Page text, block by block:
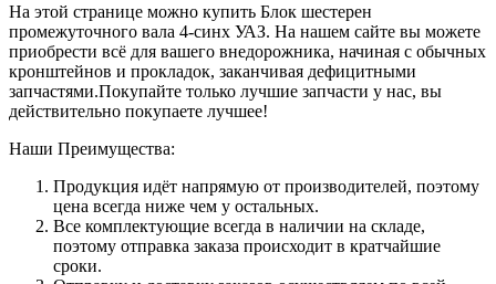
На этой странице можно купить Блок шестерен
промежуточного вала 4-синх УАЗ. На нашем сайте вы можете
приобрести всё для вашего внедорожника, начиная с обычных
кронштейнов и прокладок, заканчивая дефицитными
запчастями.Покупайте только лучшие запчасти у нас, вы
действительно покупаете лучшее!
Наши Преимущества:
Продукция идёт напрямую от производителей, поэтому
цена всегда ниже чем у остальных.
Все комплектующие всегда в наличии на складе,
поэтому отправка заказа происходит в кратчайшие
сроки.